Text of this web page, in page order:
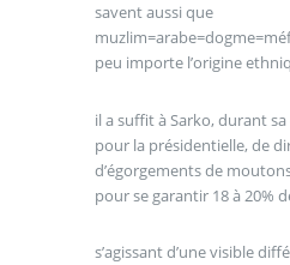
savent aussi que
peu importe l’origine
il a suffit à Sarko, durant
pour la présidentielle, de
d’égorgements de
pour se garantir 18 à 20%
s’agissant d’une visible